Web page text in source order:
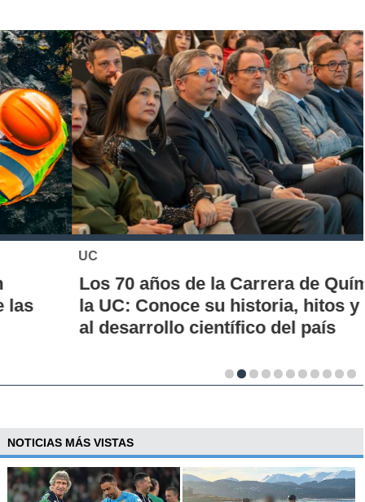
Los 70 años de la Carrera de Química de
la UC: Conoce su historia, hitos y aporte
al desarrollo científico del país
NOTICIAS MÁS VISTAS